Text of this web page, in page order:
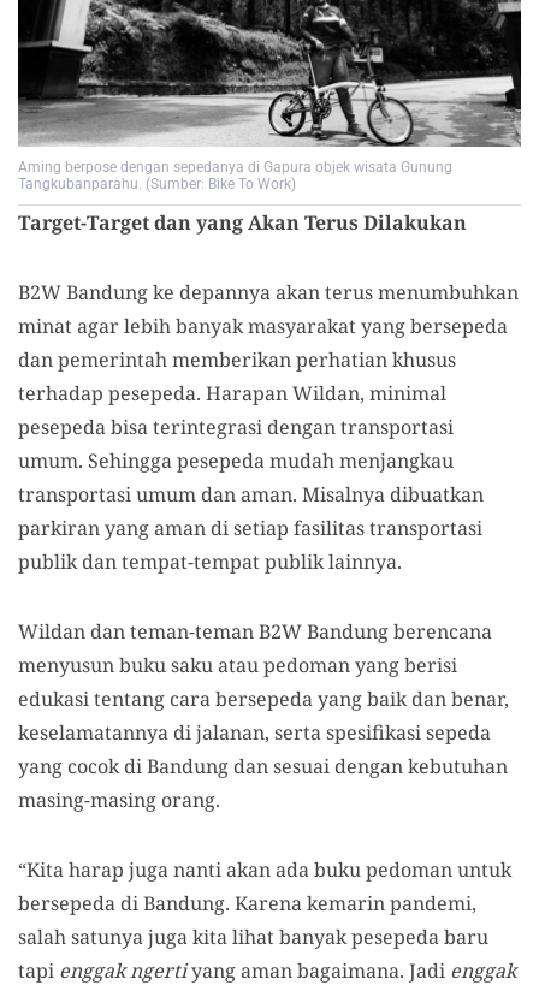
Aming berpose dengan sepedanya di Gapura objek wisata Gunung
Tangkubanparahu. (Sumber: Bike To Work)
Target-Target dan yang Akan Terus Dilakukan
B2W Bandung ke depannya akan terus menumbuhkan
minat agar lebih banyak masyarakat yang bersepeda
dan pemerintah memberikan perhatian khusus
terhadap pesepeda. Harapan Wildan, minimal
pesepeda bisa terintegrasi dengan transportasi
umum. Sehingga pesepeda mudah menjangkau
transportasi umum dan aman. Misalnya dibuatkan
parkiran yang aman di setiap fasilitas transportasi
publik dan tempat-tempat publik lainnya.
Wildan dan teman-teman B2W Bandung berencana
menyusun buku saku atau pedoman yang berisi
edukasi tentang cara bersepeda yang baik dan benar,
keselamatannya di jalanan, serta spesifikasi sepeda
yang cocok di Bandung dan sesuai dengan kebutuhan
masing-masing orang.
“Kita harap juga nanti akan ada buku pedoman untuk
bersepeda di Bandung. Karena kemarin pandemi,
salah satunya juga kita lihat banyak pesepeda baru
tapi enggak ngertiyang aman bagaimana. Jadi enggak